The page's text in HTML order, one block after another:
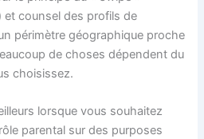
et counsel des profils de
périmètre géographique proche
de choses dépendent du
choisissez.
lorsque vous souhaitez
parental sur des purposes